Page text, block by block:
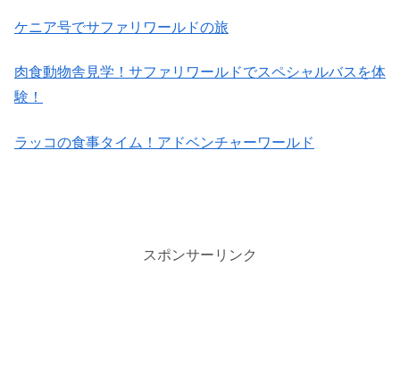
ケニア号でサファリワールドの旅
肉食動物舎見学！サファリワールドでスペシャルバスを体
験！
ラッコの食事タイム！アドベンチャーワールド
スポンサーリンク